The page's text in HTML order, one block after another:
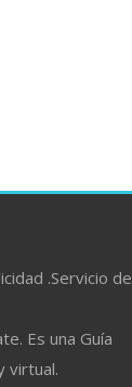
.Servicio de
Es una Guía
virtual.